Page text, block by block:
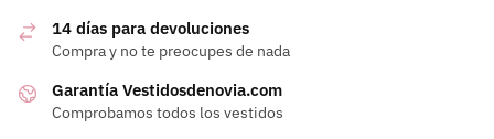
14 días para devoluciones
Compra y no te preocupes de nada
Garantía Vestidosdenovia.com
Comprobamos todos los vestidos